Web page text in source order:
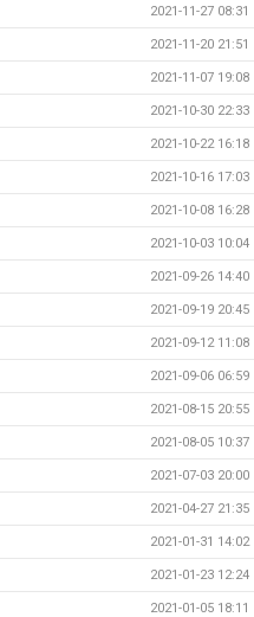
2021-11-27 08:31
2021-11-20 21:51
2021-11-07 19:08
2021-10-30 22:33
2021-10-22 16:18
2021-10-16 17:03
2021-10-08 16:28
2021-10-03 10:04
2021-09-26 14:40
2021-09-19 20:45
2021-09-12 11:08
2021-09-06 06:59
2021-08-15 20:55
2021-08-05 10:37
2021-07-03 20:00
2021-04-27 21:35
2021-01-31 14:02
2021-01-23 12:24
2021-01-05 18:11